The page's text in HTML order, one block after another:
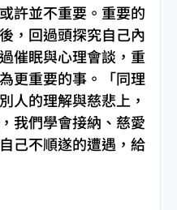
許並不重要。重要的
，回過頭探究自己內
催眠與心理會談，重
更重要的事。「同理
人的理解與慈悲上，
我們學會接納、慈愛
己不順遂的遭遇，給